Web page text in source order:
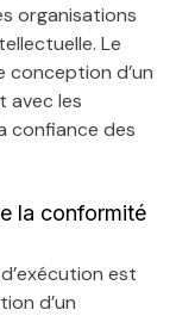
organisations
Le
d’un
avec les
confiance des
la conformité
est
d’un